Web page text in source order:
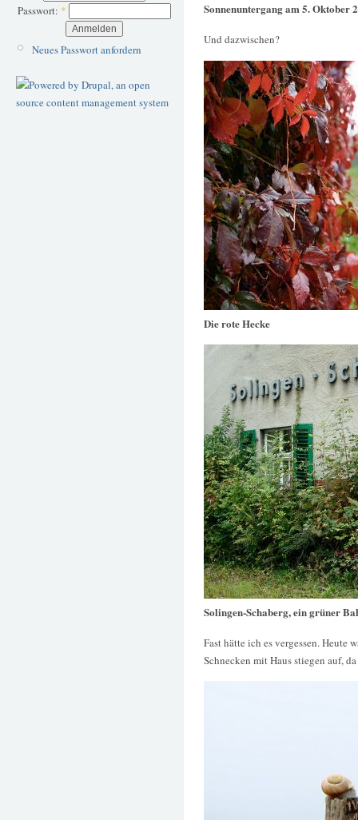
Passwort: *
Neues Passwort anfordern
Sonnenuntergang am 5. Oktober
Und dazwischen?
Die rote Hecke
Solingen-Schaberg, ein grüner
Fast hätte ich es vergessen. Heute
Schnecken mit Haus stiegen auf,